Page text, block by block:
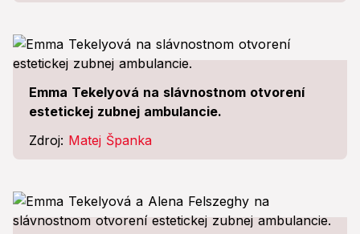
Emma Tekelyová na slávnostnom otvorení
estetickej zubnej ambulancie.
Zdroj: Matej Španka